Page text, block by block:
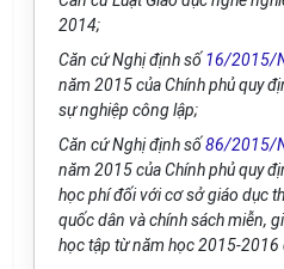
2014;
Căn cứ Nghị định số 16/2015/
năm 2015 của Chính phủ quy
sự nghiệp công lập;
Căn cứ Nghị định số86/2015/
năm 2015 của Chính phủ quy
học phí đối với cơ sở giáo dục
quốc dân và chính sách miễn,
học tập từ năm học 2015-